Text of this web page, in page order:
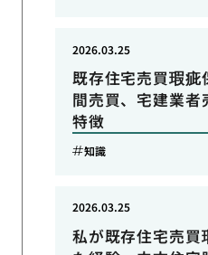
既存住宅売買瑕疵
間売買、宅建業者
特徴
2026.03.25
知識
私が既存住宅売買
2026.03.25